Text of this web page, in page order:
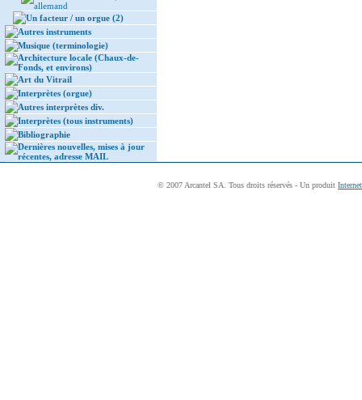
allemand
Un facteur / un orgue (2)
Autres instruments
Musique (terminologie)
Architecture locale (Chaux-de-
Fonds, et environs)
Art du Vitrail
Interprètes (orgue)
Autres interprètes div.
Interprètes (tous instruments)
Bibliographie
Dernières nouvelles, mises à jour
récentes, adresse MAIL
© 2007 Arcantel SA. Tous droits réservés - Un produit